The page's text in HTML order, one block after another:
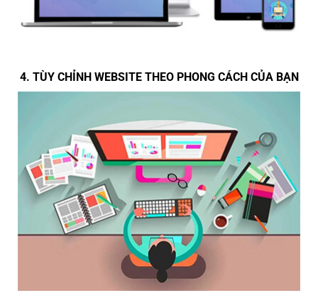
4. TÙY CHỈNH WEBSITE THEO PHONG CÁCH CỦA BẠN